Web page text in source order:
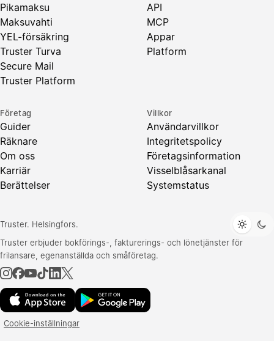
Pikamaksu
Maksuvahti
YEL-försäkring
Truster Turva
Secure Mail
Truster Platform
API
MCP
Appar
Platform
Företag
Guider
Räknare
Om oss
Karriär
Berättelser
Villkor
Användarvillkor
Integritetspolicy
Företagsinformation
Visselblåsarkanal
Systemstatus
Truster. Helsingfors.
Truster erbjuder bokförings-, fakturerings- och lönetjänster för
frilansare, egenanställda och småföretag.
Cookie-inställningar